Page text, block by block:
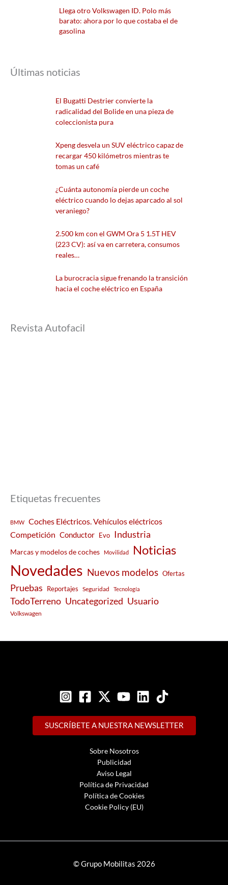
Llega otro Volkswagen ID. Polo más
barato: ahora por lo que costaba el de
gasolina
Últimas noticias
El Bugatti Destrier convierte la
radicalidad del Bolide en una pieza de
coleccionista pura
Xpeng desvela un SUV eléctrico capaz de
recargar 450 kilómetros mientras te
tomas un café
¿Cuánta autonomía pierde un coche
eléctrico cuando lo dejas aparcado al sol
veraniego?
2.500 km con el GWM Ora 5 1.5T HEV
(223 CV): así va en carretera, consumos
reales…
La burocracia sigue frenando la transición
hacia el coche eléctrico en España
Revista Autofacil
Etiquetas frecuentes
BMW
Coches Eléctricos. Vehículos eléctricos
Competición Conductor Evo Industria
Marcas y modelos de coches Movilidad Noticias
Novedades Nuevos modelos Ofertas
Pruebas Reportajes Seguridad Tecnología
TodoTerreno Uncategorized Usuario
Volkswagen
SUSCRÍBETE A NUESTRA NEWSLETTER
Sobre Nosotros
Publicidad
Aviso Legal
Política de Privacidad
Política de Cookies
Cookie Policy (EU)
© Grupo Mobilitas 2026